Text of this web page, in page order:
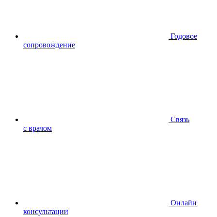
Годовое
сопровождение
Связь
с врачом
Онлайн
консультации